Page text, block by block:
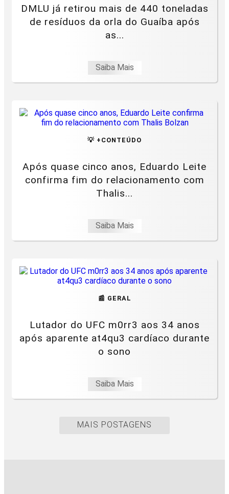
DMLU já retirou mais de 440 toneladas
de resíduos da orla do Guaíba após
as...
Saiba Mais
💡 +CONTEÚDO
Após quase cinco anos, Eduardo Leite
confirma fim do relacionamento com
Thalis...
Saiba Mais
📰 GERAL
Lutador do UFC m0rr3 aos 34 anos
após aparente at4qu3 cardíaco durante
o sono
Saiba Mais
MAIS POSTAGENS